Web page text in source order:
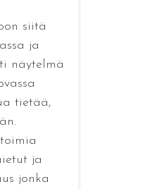
siitä
ja
näytelmä
tietää,
ja
jonka